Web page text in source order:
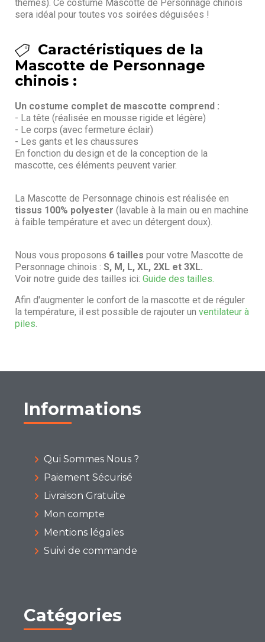
thèmes). Ce costume Mascotte de Personnage chinois
sera idéal pour toutes vos soirées déguisées !
Caractéristiques de la
Mascotte de Personnage
chinois :
Un costume complet de mascotte comprend :
- La tête (réalisée en mousse rigide et légère)
- Le corps (avec fermeture éclair)
- Les gants et les chaussures
En fonction du design et de la conception de la
mascotte, ces éléments peuvent varier.
La Mascotte de Personnage chinois est réalisée en
tissus 100% polyester (lavable à la main ou en machine
à faible température et avec un détergent doux).
Nous vous proposons 6 tailles pour votre Mascotte de
Personnage chinois : S, M, L, XL, 2XL et 3XL.
Voir notre guide des tailles ici: Guide des tailles.
Afin d'augmenter le confort de la mascotte et de réguler
la température, il est possible de rajouter un ventilateur à
piles.
Informations
Qui Sommes Nous ?
Paiement Sécurisé
Livraison Gratuite
Mon compte
Mentions légales
Suivi de commande
Catégories